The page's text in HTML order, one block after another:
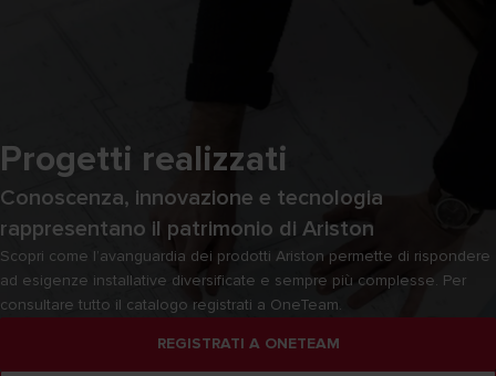
Progetti realizzati
Conoscenza, innovazione e tecnologia
rappresentano il patrimonio di Ariston
Scopri come l’avanguardia dei prodotti Ariston permette di rispondere
ad esigenze installative diversificate e sempre più complesse. Per
consultare tutto il catalogo registrati a OneTeam.
REGISTRATI A ONETEAM